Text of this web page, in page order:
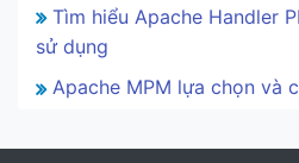
Tìm hiểu Apache Handler
sử dụng
Apache MPM lựa chọn và